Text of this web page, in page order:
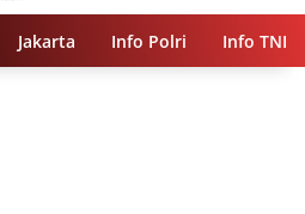
Jakarta Info Polri Info TNI